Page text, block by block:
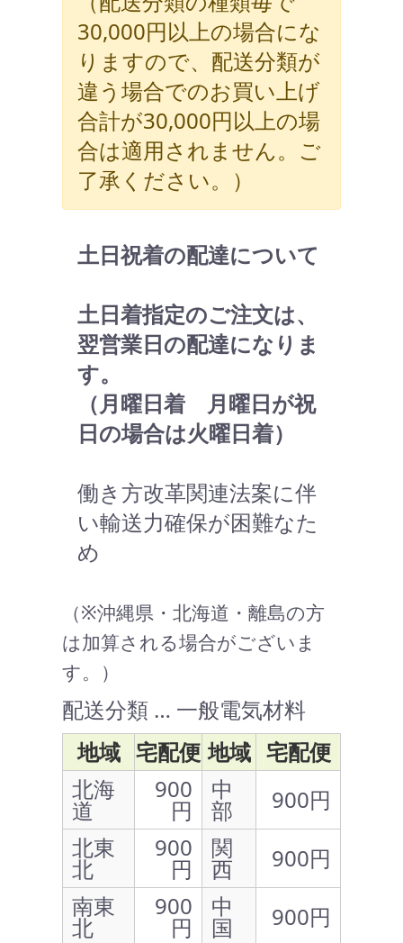
30,000円以上の場合にな
りますので、配送分類が
違う場合でのお買い上げ
合計が30,000円以上の場
合は適用されません。ご
了承ください。）
土日祝着の配達について
土日着指定のご注文は、
翌営業日の配達になりま
す。
（月曜日着 月曜日が祝
日の場合は火曜日着）
働き方改革関連法案に伴
い輸送力確保が困難なた
め
（※沖縄県・北海道・離島の方
は加算される場合がございま
す。）
配送分類 … 一般電気材料
地域 宅配便 地域 宅配便
北海
道
900
円
中
部
900円
北東
北
900
円
関
西
900円
南東
北
900
円
中
国
900円